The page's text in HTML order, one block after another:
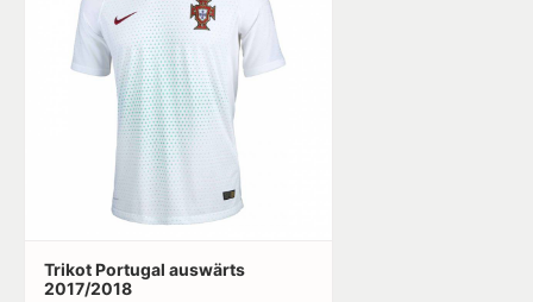
Trikot Portugal auswärts
2017/2018